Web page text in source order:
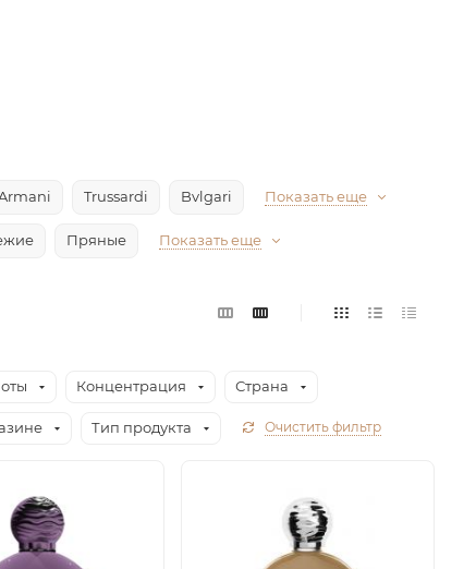
Trussardi Bvlgari Показать еще
Пряные Показать еще
Концентрация Страна
Тип продукта Очистить фильтр